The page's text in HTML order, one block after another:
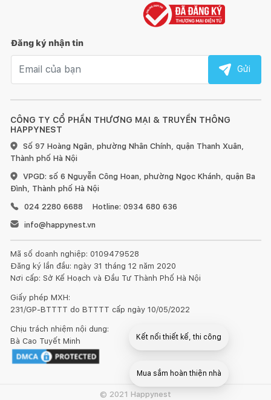
CÔNG TY CỔ PHẦN THƯƠNG MẠI & TRUYỀN THÔNG
HAPPYNEST
Số 97 Hoàng Ngân, phường Nhân Chính, quận Thanh Xuân,
Thành phố Hà Nội
VPGD: số 6 Nguyễn Công Hoan, phường Ngọc Khánh, quận Ba
Đình, Thành phố Hà Nội
024 2280 6688
Hotline: 0934 680 636
info@happynest.vn
Mã số doanh nghiệp: 0109479528
Đăng ký lần đầu: ngày 31 tháng 12 năm 2020
Nơi cấp: Sở Kế Hoạch và Đầu Tư Thành Phố Hà Nội
Giấy phép MXH:
231/GP-BTTTT do BTTTT cấp ngày 10/05/2022
Chịu trách nhiệm nội dung:
Bà Cao Tuyết Minh
Đăng ký nhận tin
Gửi
© 2021 Happynest
Kết nối thiết kế, thi công
Mua sắm hoàn thiện nhà